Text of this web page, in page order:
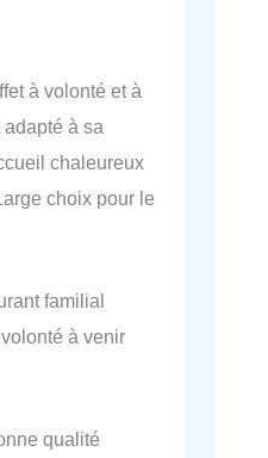
à volonté et à
à sa
chaleureux
choix pour le
familial
à venir
qualité